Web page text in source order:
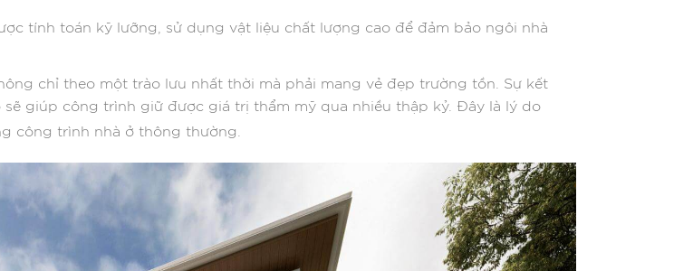
tính toán kỹ lưỡng, sử dụng vật liệu chất lượng cao để đảm bảo ngôi nhà
chỉ theo một trào lưu nhất thời mà phải mang vẻ đẹp trường tồn. Sự kết
giúp công trình giữ được giá trị thẩm mỹ qua nhiều thập kỷ. Đây là lý do
công trình nhà ở thông thường.